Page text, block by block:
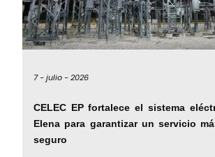
7 -julio -2026
CELEC EP fortalece el sistema
Elena para garantizar un servicio
seguro